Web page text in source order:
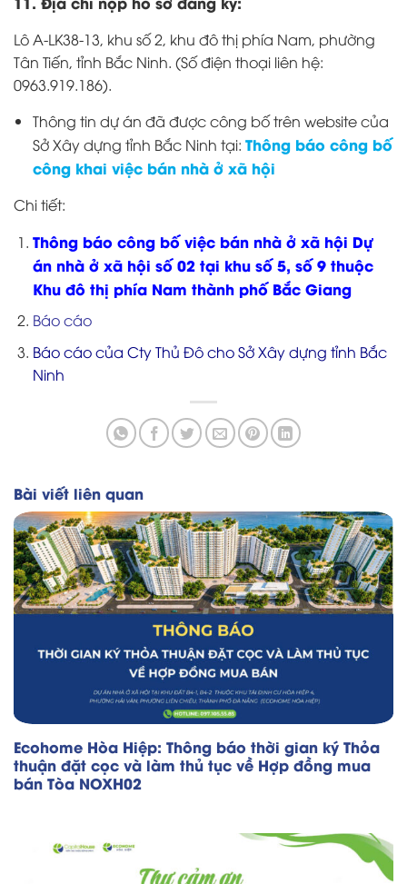
Lô A-LK38-13, khu số 2, khu đô thị phía Nam, phường
Tân Tiến, tỉnh Bắc Ninh. (Số điện thoại liên hệ:
0963.919.186).
Thông tin dự án đã được công bố trên website của
Sở Xây dựng tỉnh Bắc Ninh tại: Thông báo công bố
công khai việc bán nhà ở xã hội
Chi tiết:
Thông báo công bố việc bán nhà ở xã hội Dự
án nhà ở xã hội số 02 tại khu số 5, số 9 thuộc
Khu đô thị phía Nam thành phố Bắc Giang
Báo cáo
Báo cáo của Cty Thủ Đô cho Sở Xây dựng tỉnh Bắc
Ninh
Bài viết liên quan
Ecohome Hòa Hiệp: Thông báo thời gian ký Thỏa
thuận đặt cọc và làm thủ tục về Hợp đồng mua
bán Tòa NOXH02